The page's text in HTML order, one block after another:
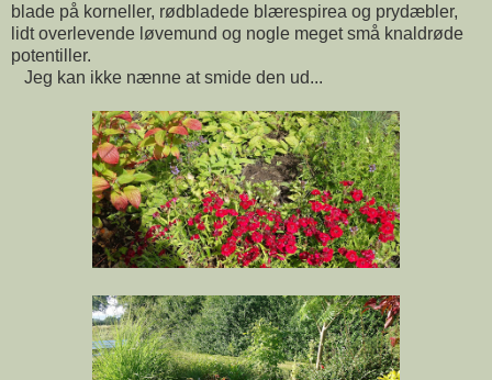
blade på korneller, rødbladede blærespirea og prydæbler,
lidt overlevende løvemund og nogle meget små knaldrøde
potentiller.
Jeg kan ikke nænne at smide den ud...